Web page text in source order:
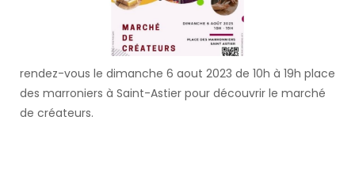
rendez-vous le dimanche 6 aout 2023 de 10h à 19h place
des marroniers à Saint-Astier pour découvrir le marché
de créateurs.